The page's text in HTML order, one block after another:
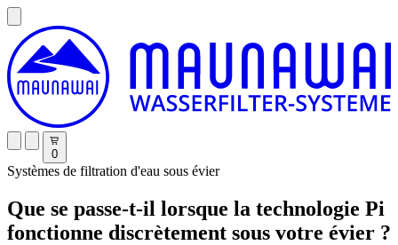
0
Systèmes de filtration d'eau sous évier
Que se passe-t-il lorsque la technologie Pi
fonctionne discrètement sous votre évier ?